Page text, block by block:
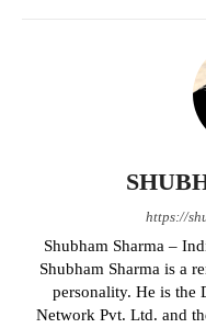
https://
Shubham Sharma –
Shubham Sharma is a
personality. He is the
Network Pvt. Ltd. and